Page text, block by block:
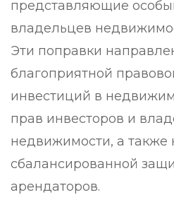
представляющие
владельцев
Эти поправки
благоприятной
инвестиций в
прав инвесторов и
недвижимости, а
сбалансированной
арендаторов.